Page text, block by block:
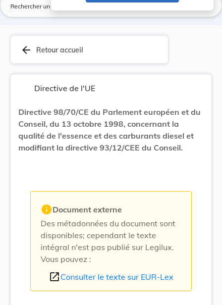
arrow_back Retour accueil
Directive de l'UE
Directive 98/70/CE du Parlement européen et du
Conseil, du 13 octobre 1998, concernant la
qualité de l'essence et des carburants diesel et
modifiant la directive 93/12/CEE du Conseil.
infoDocument externe
Des métadonnées du document sont
disponibles; cependant le texte
intégral n'est pas publié sur Legilux.
Vous pouvez :
open_in_new Consulter le texte sur EUR-Lex